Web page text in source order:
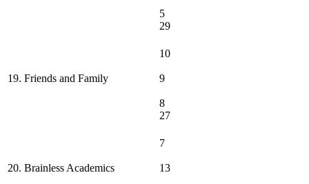
5
29
19. Friends and Family
10
9
8
27
20. Brainless Academics
7
13